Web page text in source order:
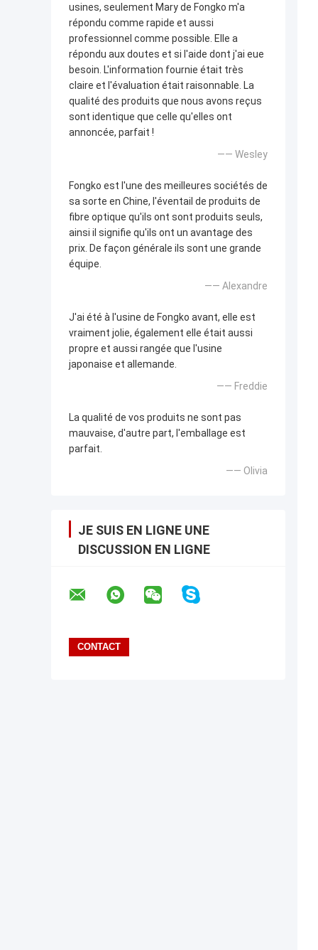
usines, seulement Mary de Fongko m'a
répondu comme rapide et aussi
professionnel comme possible. Elle a
répondu aux doutes et si l'aide dont j'ai eue
besoin. L'information fournie était très
claire et l'évaluation était raisonnable. La
qualité des produits que nous avons reçus
sont identique que celle qu'elles ont
annoncée, parfait !
—— Wesley
Fongko est l'une des meilleures sociétés de
sa sorte en Chine, l'éventail de produits de
fibre optique qu'ils ont sont produits seuls,
ainsi il signifie qu'ils ont un avantage des
prix. De façon générale ils sont une grande
équipe.
—— Alexandre
J'ai été à l'usine de Fongko avant, elle est
vraiment jolie, également elle était aussi
propre et aussi rangée que l'usine
japonaise et allemande.
—— Freddie
La qualité de vos produits ne sont pas
mauvaise, d'autre part, l'emballage est
parfait.
—— Olivia
JE SUIS EN LIGNE UNE
DISCUSSION EN LIGNE